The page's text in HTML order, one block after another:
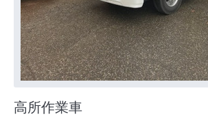
高所作業車